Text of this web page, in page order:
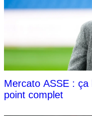
Mercato ASSE :
point complet